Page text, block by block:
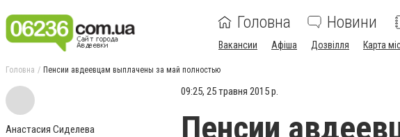
Головна Новини
Вакансии Афіша Дозвілля Карта
Головна Пенсии авдеевцам выплачены за май полностью
Анастасия Сиделева
09:25, 25 травня 2015 р.
Пенсии